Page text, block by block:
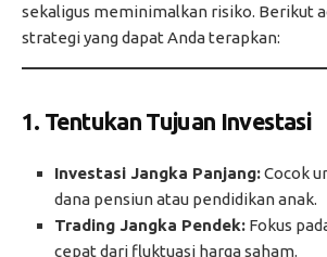
sekaligus meminimalkan risiko. Berikut
strategi yang dapat Anda terapkan:
1. Tentukan Tujuan Investasi
Investasi Jangka Panjang:Cocok
dana pensiun atau pendidikan anak.
Trading Jangka Pendek: Fokus
cepat dari fluktuasi harga saham.